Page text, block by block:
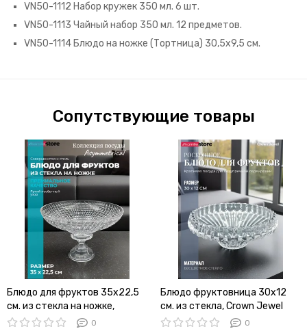
VN50-1112 Набор кружек 350 мл. 6 шт.
VN50-1113 Чайный набор 350 мл. 12 предметов.
VN50-1114 Блюдо на ножке (Тортница) 30,5х9,5 см.
Сопутствующие товары
Блюдо для фруктов 35х22,5
см. из стекла на ножке,
Asymmetrical
0
Блюдо фруктовница 30х12
см. из стекла, Crown Jewel
0